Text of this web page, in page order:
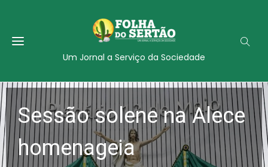
Um Jornal a Serviço da Sociedade
Sessão solene na Alece
homenageia